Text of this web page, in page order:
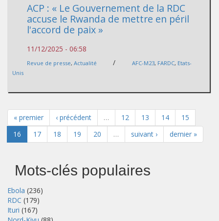
ACP : « Le Gouvernement de la RDC
accuse le Rwanda de mettre en péril
l'accord de paix »
11/12/2025 - 06:58
Revue de presse, Actualité / AFC-M23, FARDC, Etats-
Unis
« premier ‹ précédent … 12 13 14
15
16
17 18 19 20 … suivant › dernier »
Mots-clés populaires
Ebola (236)
RDC (179)
Ituri (167)